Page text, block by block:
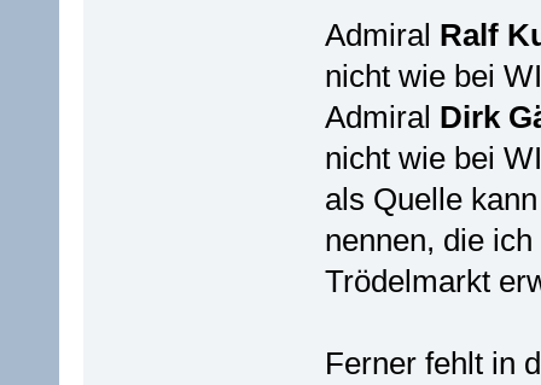
Admiral Ralf
nicht wie bei
Admiral Dirk
nicht wie bei
als Quelle
nennen, die
Trödelmarkt
Ferner fehlt in